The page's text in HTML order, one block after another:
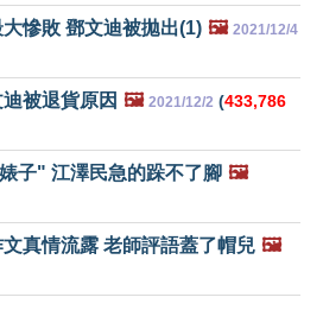
慘敗 鄧文迪被拋出(1) 🖼️ 2021/12/4
被退貨原因 🖼️ 2021/12/2 (433,786
子" 江澤民急的跺不了腳 🖼️
真情流露 老師評語蓋了帽兒 🖼️